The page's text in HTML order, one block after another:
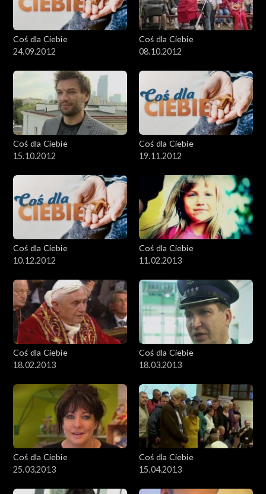
Coś dla Ciebie
24.09.2012
Coś dla Ciebie
08.10.2012
Coś dla Ciebie
15.10.2012
Coś dla Ciebie
19.11.2012
Coś dla Ciebie
10.12.2012
Coś dla Ciebie
11.02.2013
Coś dla Ciebie
18.02.2013
Coś dla Ciebie
18.03.2013
Coś dla Ciebie
25.03.2013
Coś dla Ciebie
15.04.2013